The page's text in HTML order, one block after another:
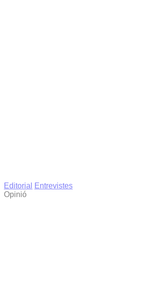
Editorial
Entrevistes
Opinió